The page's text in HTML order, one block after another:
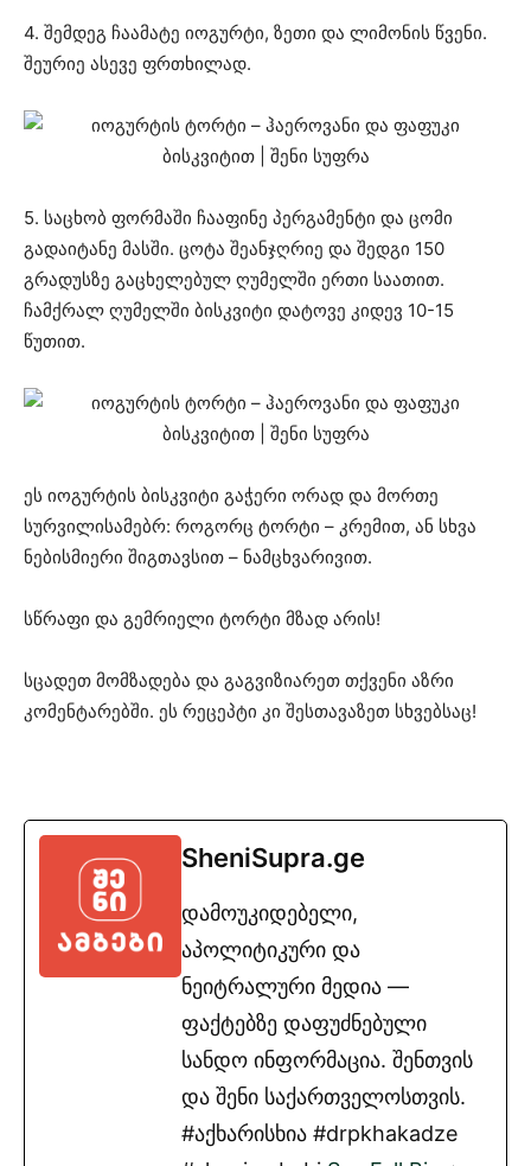
4. შემდეგ ჩაამატე იოგურტი, ზეთი და ლიმონის წვენი.
შეურიე ასევე ფრთხილად.
5. საცხობ ფორმაში ჩააფინე პერგამენტი და ცომი
გადაიტანე მასში. ცოტა შეანჯღრიე და შედგი 150
გრადუსზე გაცხელებულ ღუმელში ერთი საათით.
ჩამქრალ ღუმელში ბისკვიტი დატოვე კიდევ 10-15
წუთით.
ეს იოგურტის ბისკვიტი გაჭერი ორად და მორთე
სურვილისამებრ: როგორც ტორტი – კრემით, ან სხვა
ნებისმიერი შიგთავსით – ნამცხვარივით.
სწრაფი და გემრიელი ტორტი მზად არის!
სცადეთ მომზადება და გაგვიზიარეთ თქვენი აზრი
კომენტარებში. ეს რეცეპტი კი შესთავაზეთ სხვებსაც!
SheniSupra.ge
დამოუკიდებელი,
აპოლიტიკური და
ნეიტრალური მედია —
ფაქტებზე დაფუძნებული
სანდო ინფორმაცია. შენთვის
და შენი საქართველოსთვის.
#აქხარისხია #drpkhakadze